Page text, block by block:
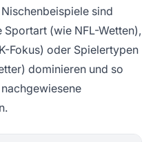
sind
(wie NFL-Wetten),
Fokus) oder Spielertypen
dominieren und so